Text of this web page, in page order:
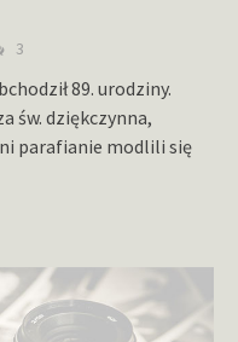
3
89. urodziny.
św. dziękczynna,
parafianie modlili się